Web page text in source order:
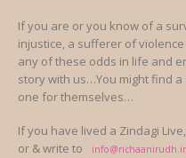
If you are or you know of a
injustice, a sufferer of
any of these odds in life and
story with us…You might find
one for themselves…
If you have lived a Zindagi
or & write to